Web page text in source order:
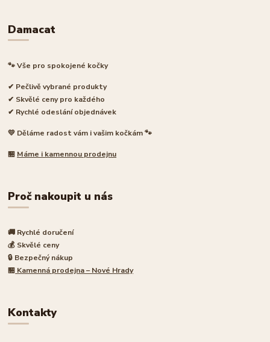
Damacat
🐾 Vše pro spokojené kočky
✔ Pečlivě vybrané produkty
✔ Skvělé ceny pro každého
✔ Rychlé odeslání objednávek
💛 Děláme radost vám i vašim kočkám 🐾
🏪 Máme i kamennou prodejnu
Proč nakoupit u nás
🚚 Rychlé doručení
💰 Skvělé ceny
🔒 Bezpečný nákup
🏪 Kamenná prodejna – Nové Hrady
Kontakty